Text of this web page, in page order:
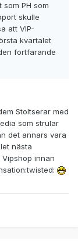
PH som
skulle
att VIP-
kvartalet
fortfarande
Stoltserar med
som strular
det annars vara
nästa
innan